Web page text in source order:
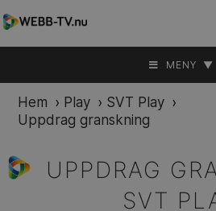
MENY ▼
Hem › Play › SVT Play ›
Uppdrag granskning
UPPDRAG
SVT